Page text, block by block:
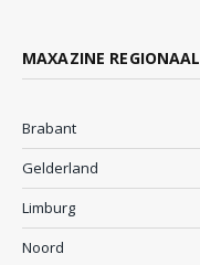
MAXAZINE REGIONAAL
Brabant
Gelderland
Limburg
Noord